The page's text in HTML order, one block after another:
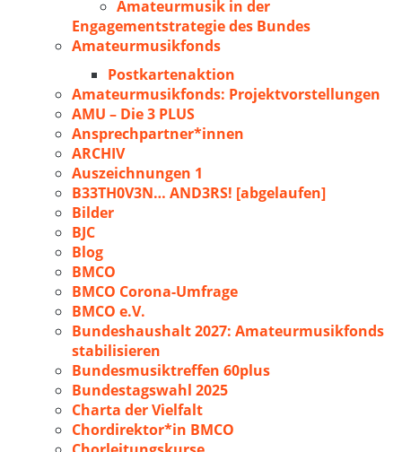
Amateurmusik in der
Engagementstrategie des Bundes
Amateurmusikfonds
Postkartenaktion
Amateurmusikfonds: Projektvorstellungen
AMU – Die 3 PLUS
Ansprechpartner*innen
ARCHIV
Auszeichnungen 1
B33TH0V3N… AND3RS! [abgelaufen]
Bilder
BJC
Blog
BMCO
BMCO Corona-Umfrage
BMCO e.V.
Bundeshaushalt 2027: Amateurmusikfonds
stabilisieren
Bundesmusiktreffen 60plus
Bundestagswahl 2025
Charta der Vielfalt
Chordirektor*in BMCO